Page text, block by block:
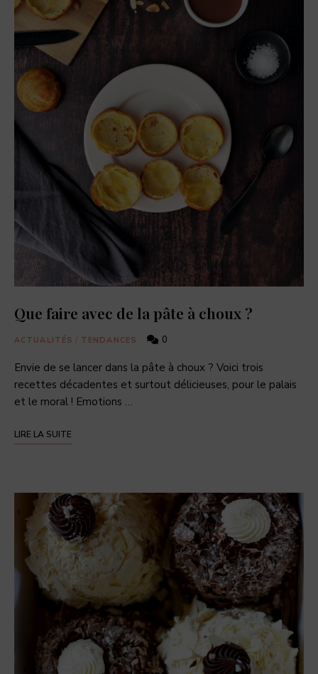
Que faire avec de la pâte à choux ?
ACTUALITÉS / TENDANCES 0
Envie de se lancer dans la pâte à choux ? Voici trois
recettes décadentes et surtout délicieuses, pour le palais
et le moral ! Emotions …
LIRE LA SUITE